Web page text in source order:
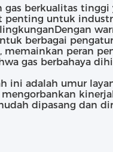
gas berkualitas tinggi
penting untuk
berbagai
peran
gas berbahaya
ini adalah umur
dipasang dan